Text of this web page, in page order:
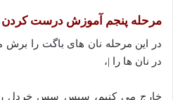
مرحله پنجم آموزش درست کردن
در این مرحله نان های باگت را
در نان ها را |،
خارج می کنیم، سپس سس خردل